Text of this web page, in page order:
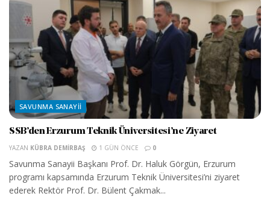
SAVUNMA SANAYII
SSB’den Erzurum Teknik Üniversitesi’ne Ziyaret
YAZAN KÜBRA DEMIRBAŞ 1 GÜN ÖNCE 0
Savunma Sanayii Başkanı Prof. Dr. Haluk Görgün, Erzurum
programı kapsamında Erzurum Teknik Üniversitesi’ni ziyaret
ederek Rektör Prof. Dr. Bülent Çakmak...